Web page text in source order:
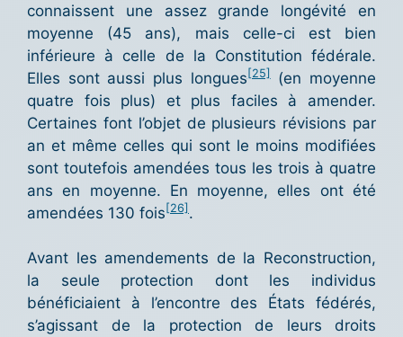
connaissent une assez grande longévité en
moyenne (45 ans), mais celle-ci est bien
inférieure à celle de la Constitution fédérale.
Elles sont aussi plus longues[25](en moyenne
quatre fois plus) et plus faciles à amender.
Certaines font l’objet de plusieurs révisions par
an et même celles qui sont le moins modifiées
sont toutefois amendées tous les trois à quatre
ans en moyenne. En moyenne, elles ont été
amendées 130 fois[26] .
Avant les amendements de la Reconstruction,
la seule protection dont les individus
bénéficiaient à l’encontre des États fédérés,
s’agissant de la protection de leurs droits